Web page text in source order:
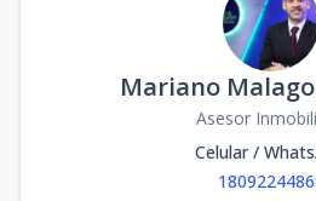
Mariano
Asesor
Celular /